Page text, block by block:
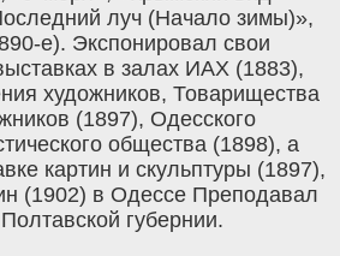
луч (Начало зимы)»,
е). Экспонировал свои
в залах ИАХ (1883),
художников, Товарищества
(1897), Одесского
общества (1898), а
картин и скульптуры (1897),
(1902) в Одессе Преподавал
губернии.